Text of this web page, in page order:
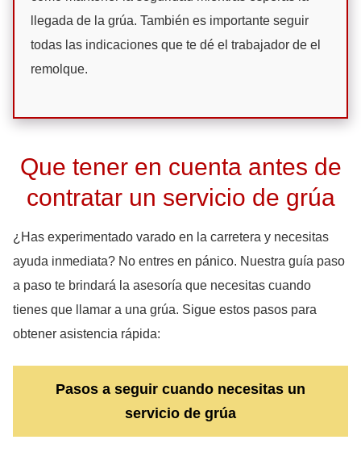
llegada de la grúa. También es importante seguir
todas las indicaciones que te dé el trabajador de el
remolque.
Que tener en cuenta antes de
contratar un servicio de grúa
¿Has experimentado varado en la carretera y necesitas
ayuda inmediata? No entres en pánico. Nuestra guía paso
a paso te brindará la asesoría que necesitas cuando
tienes que llamar a una grúa. Sigue estos pasos para
obtener asistencia rápida:
Pasos a seguir cuando necesitas un
servicio de grúa